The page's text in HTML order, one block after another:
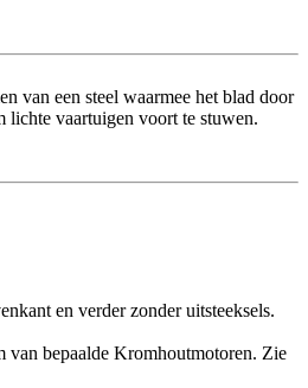
van een steel waarmee het blad door
lichte vaartuigen voort te stuwen.
en verder zonder uitsteeksels.
van bepaalde Kromhoutmotoren. Zie